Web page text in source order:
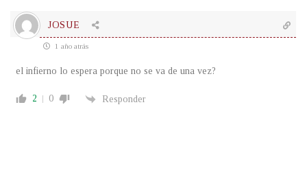
JOSUE
1 año atrás
el infierno lo espera porque no se va de una vez?
2 0 Responder